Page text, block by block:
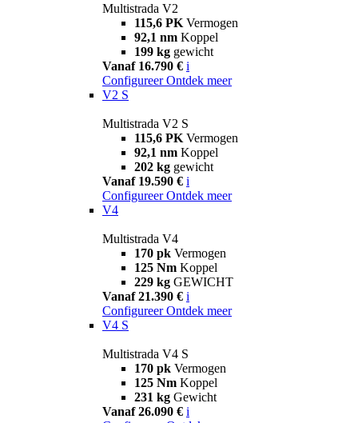
Multistrada V2
115,6 PK Vermogen
92,1 nm Koppel
199 kg gewicht
Vanaf 16.790 € i
Configureer Ontdek meer
V2 S
Multistrada V2 S
115,6 PK Vermogen
92,1 nm Koppel
202 kg gewicht
Vanaf 19.590 € i
Configureer Ontdek meer
V4
Multistrada V4
170 pk Vermogen
125 Nm Koppel
229 kg GEWICHT
Vanaf 21.390 € i
Configureer Ontdek meer
V4 S
Multistrada V4 S
170 pk Vermogen
125 Nm Koppel
231 kg Gewicht
Vanaf 26.090 € i